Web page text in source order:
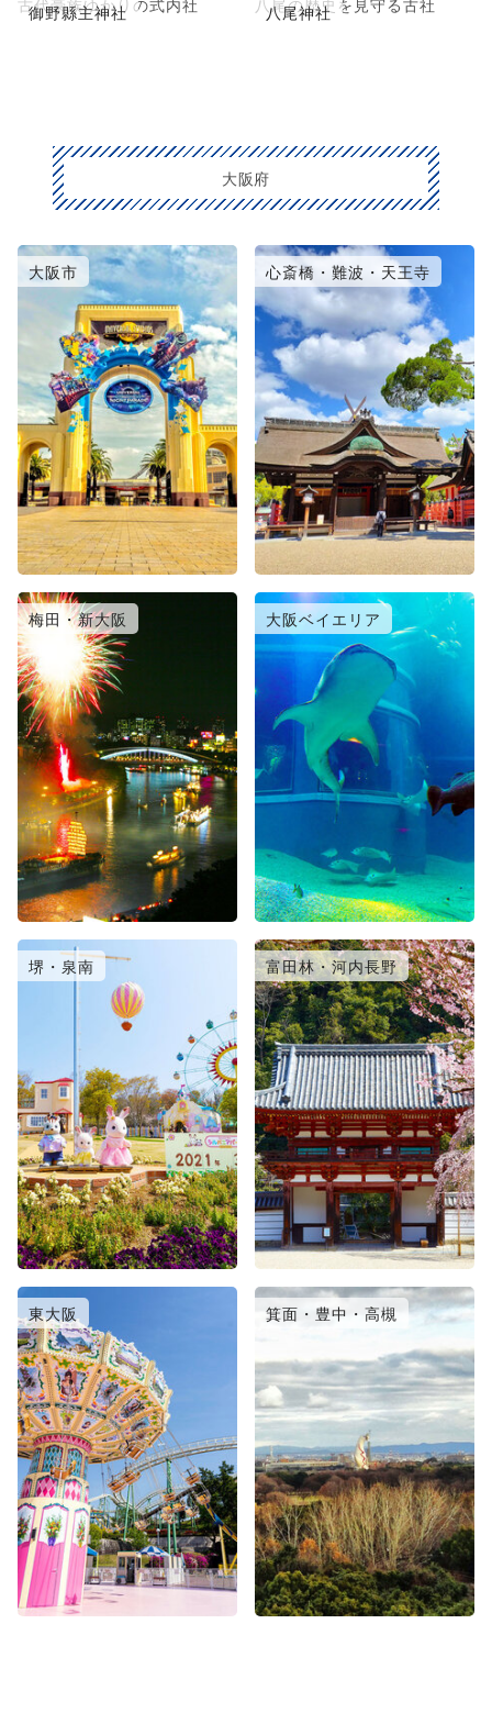
御野縣主神社
古代豪族ゆかりの式内社 八尾神社
八尾の歴史を見守る古社
大阪府
大阪市 心斎橋・難波・天王寺
梅田・新大阪 大阪ベイエリア
堺・泉南 富田林・河内長野
東大阪 箕面・豊中・高槻